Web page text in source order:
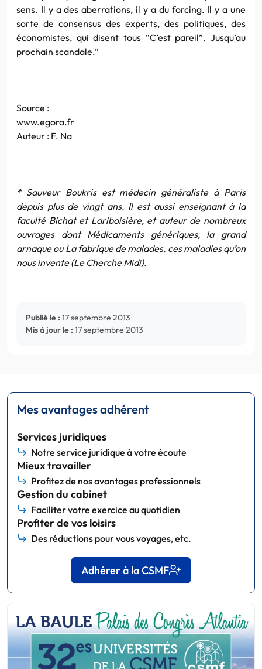
sens. Il y a des aberrations, il y a du forcing. Il y a une
sorte de consensus des experts, des politiques, des
économistes, qui disent tous “C’est pareil”. Jusqu’au
prochain scandale.”
Source :
www.egora.fr
Auteur : F. Na
* Sauveur Boukris est médecin généraliste à Paris
depuis plus de vingt ans. Il est aussi enseignant à la
faculté Bichat et Lariboisière, et auteur de nombreux
ouvrages dont Médicaments génériques, la grand
arnaque ou La fabrique de malades, ces maladies qu’on
nous invente (Le Cherche Midi).
Publié le : 17 septembre 2013
Mis à jour le : 17 septembre 2013
Mes avantages adhérent
Services juridiques
Notre service juridique à votre écoute
Mieux travailler
Profitez de nos avantages professionnels
Gestion du cabinet
Faciliter votre exercice au quotidien
Profiter de vos loisirs
Des réductions pour vous voyages, etc.
Adhérer à la CSMF